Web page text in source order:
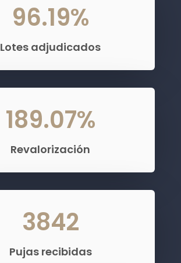
96.19%
Lotes adjudicados
189.07%
Revalorización
3842
Pujas recibidas